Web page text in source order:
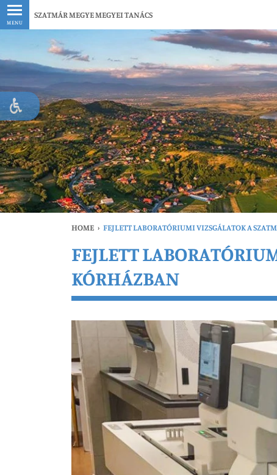
MENU
SZATMÁR MEGYE MEGYEI TANÁCS
HOME › FEJLETT LABORATÓRIUMI VIZSGÁLATOK A
FEJLETT
KÓRHÁZBAN